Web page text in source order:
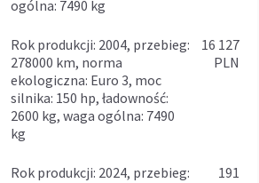
ogólna: 7490 kg
rok produkcji: 2004, przebieg:
278000 km, norma
ekologiczna: Euro 3, moc
silnika: 150 hp, ładowność:
2600 kg, waga ogólna: 7490
kg
16 127
PLN
rok produkcji: 2024, przebieg:
191